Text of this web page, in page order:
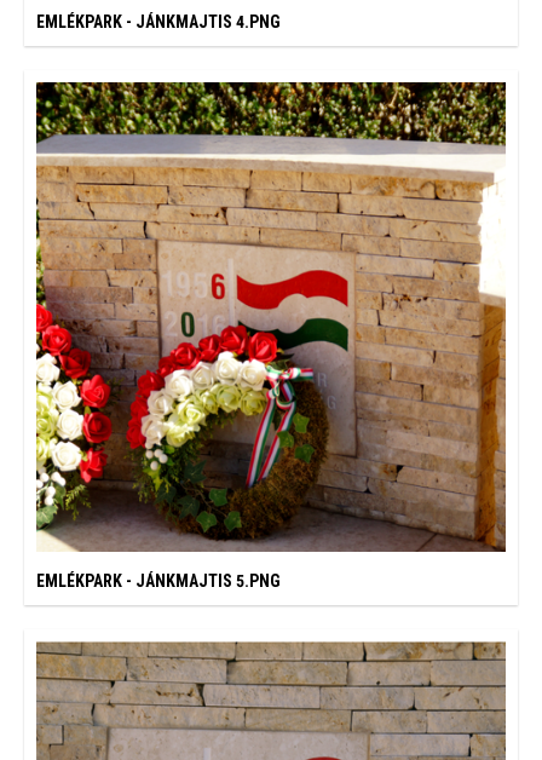
EMLÉKPARK - JÁNKMAJTIS 4.PNG
EMLÉKPARK - JÁNKMAJTIS 5.PNG